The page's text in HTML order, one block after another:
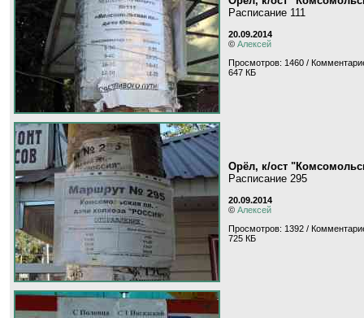
Расписание 111
20.09.2014
© Алексей
Просмотров: 1460 /
647 КБ
Орёл, к/ост
Расписание 295
20.09.2014
© Алексей
Просмотров: 1392 /
725 КБ